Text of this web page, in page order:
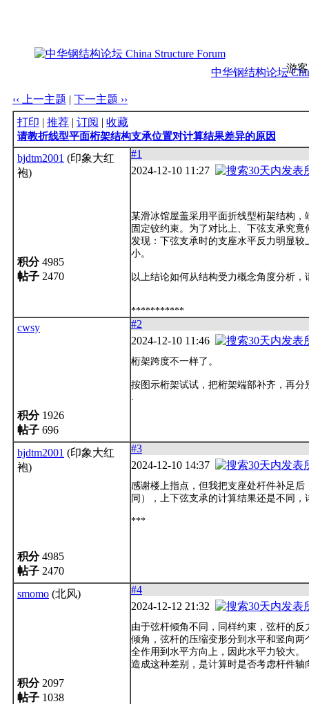
游
中华钢结构论坛
‹‹ 上一主题 | 下一主题 ››
打印 | 推荐 | 订阅 | 收藏
请教折线型平面桁架结构支承位置对计算结果差异的原因
bjdtm2001 (印象大红
袍)
积分4985
帖子 2470
#1
2024-12-10 11:27
某滑冰馆屋盖采用平面折线型桁架结构
固定铰约束。为了对比上、下弦支承究
发现：下弦支承时的支座水平反力明显
小。
以上结论如何从结构受力概念角度分析，
***********
cwsy
积分1926
帖子 696
#2
2024-12-10 11:46
桁架跨度不一样了。
按图示桁架试试，把桁架端部补齐，再分
.
bjdtm2001 (印象大红
袍)
积分4985
帖子 2470
#3
2024-12-10 14:37
感谢楼上指点，但我把支座处杆件补足后
同），上下弦支承的计算结果还是不同，
***
smomo (北风)
积分2097
帖子 1038
#4
2024-12-12 21:32
由于弦杆倾角不同，同样约束，弦杆的
倾角，弦杆的压缩变形分到水平和竖向
全作用到水平方向上，因此水平力较大。
造成这种差别，是计算时是否考虑杆件